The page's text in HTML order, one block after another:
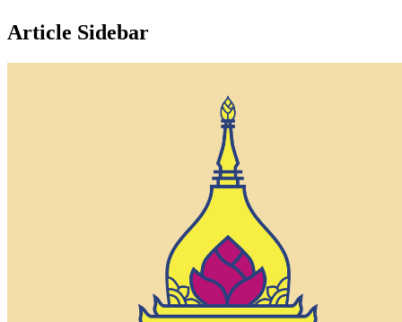
Article Sidebar